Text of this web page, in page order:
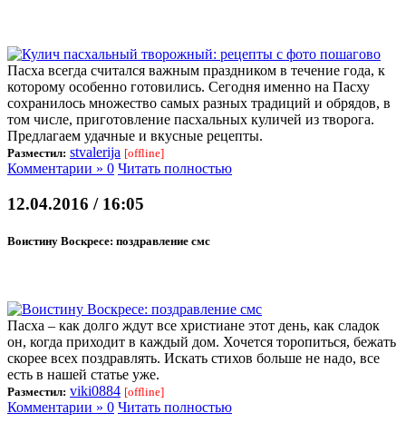
Пасха всегда считался важным праздником в течение года, к
которому особенно готовились. Сегодня именно на Пасху
сохранилось множество самых разных традиций и обрядов, в
том числе, приготовление пасхальных куличей из творога.
Предлагаем удачные и вкусные рецепты.
Разместил: stvalerija [offline]
Комментарии » 0 Читать полностью
12.04.2016 / 16:05
Воистину Воскресе: поздравление смс
Пасха – как долго ждут все христиане этот день, как сладок
он, когда приходит в каждый дом. Хочется торопиться, бежать
скорее всех поздравлять. Искать стихов больше не надо, все
есть в нашей статье уже.
Разместил: viki0884 [offline]
Комментарии » 0 Читать полностью